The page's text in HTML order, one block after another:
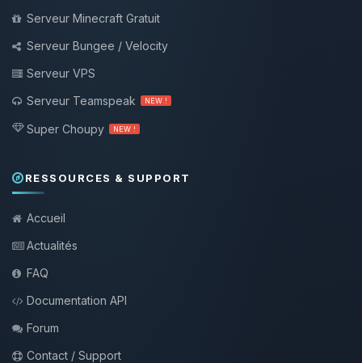
Serveur Minecraft Gratuit
Serveur Bungee / Velocity
Serveur VPS
Serveur Teamspeak
NEW !
Super Choupy NEW !
RESSOURCES & SUPPORT
Accueil
Actualités
FAQ
Documentation API
Forum
Contact / Support